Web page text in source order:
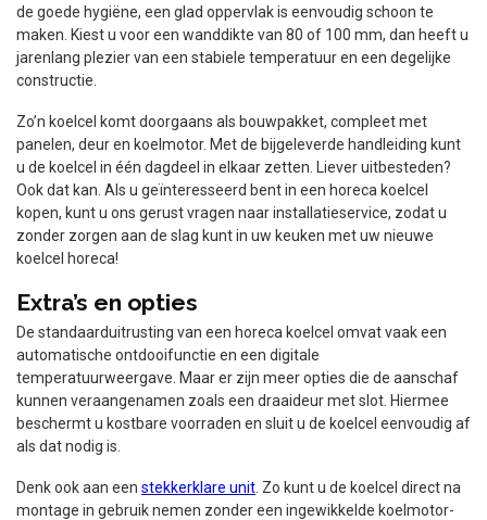
de goede hygiëne, een glad oppervlak is eenvoudig schoon te
maken. Kiest u voor een wanddikte van 80 of 100 mm, dan heeft u
jarenlang plezier van een stabiele temperatuur en een degelijke
constructie.
Zo’n koelcel komt doorgaans als bouwpakket, compleet met
panelen, deur en koelmotor. Met de bijgeleverde handleiding kunt
u de koelcel in één dagdeel in elkaar zetten. Liever uitbesteden?
Ook dat kan. Als u geïnteresseerd bent in een horeca koelcel
kopen, kunt u ons gerust vragen naar installatieservice, zodat u
zonder zorgen aan de slag kunt in uw keuken met uw nieuwe
koelcel horeca!
Extra’s en opties
De standaarduitrusting van een horeca koelcel omvat vaak een
automatische ontdooifunctie en een digitale
temperatuurweergave. Maar er zijn meer opties die de aanschaf
kunnen veraangenamen zoals een draaideur met slot. Hiermee
beschermt u kostbare voorraden en sluit u de koelcel eenvoudig af
als dat nodig is.
Denk ook aan een stekkerklare unit . Zo kunt u de koelcel direct na
montage in gebruik nemen zonder een ingewikkelde koelmotor-